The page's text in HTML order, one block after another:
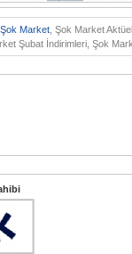
Şok Market , Şok Market
Şubat İndirimleri, Şok